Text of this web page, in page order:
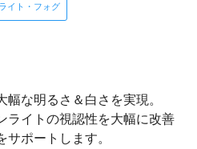
イト・フォグ
な明るさ＆白さを実現。
ライトの視認性を大幅に改善
サポートします。